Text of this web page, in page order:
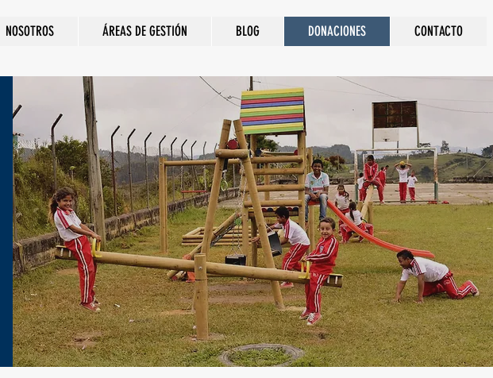
NOSOTROS ÁREAS DE GESTIÓN BLOG DONACIONES CONTACTO